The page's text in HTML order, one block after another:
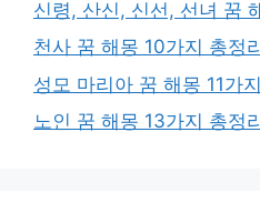
신령, 산신, 신선, 선녀 꿈
천사 꿈 해몽 10가지 총정
성모 마리아 꿈 해몽 11가
노인 꿈 해몽 13가지 총정